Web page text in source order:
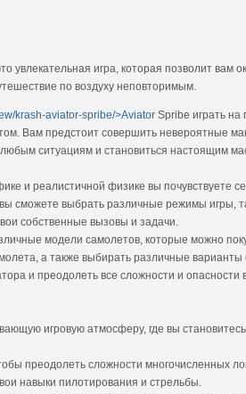
игра, которая позволит вам
по воздуху неповторимым.
krash-aviator-spribe/>Aviator Spribe играть
Вам предстоит совершить невероятные
ситуациям и становиться настоящим
и реалистичной физике вы почувствуете
сможете выбрать различные режимы игры,
собственные вызовы и задачи.
модели самолетов, которые можно
а также выбирать различные варианты
и преодолеть все сложности и
игровую атмосферу, где вы
преодолеть сложности многочисленных
навыки пилотирования и стрельбы.